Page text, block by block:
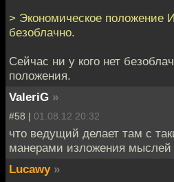
> Экономическое положение
безоблачно.
Сейчас ни у кого нет
положения.
ValeriG »
#58 | 01.08.12 20:32
что ведущий делает там с
манерами изложения мыслей
Lucawy »